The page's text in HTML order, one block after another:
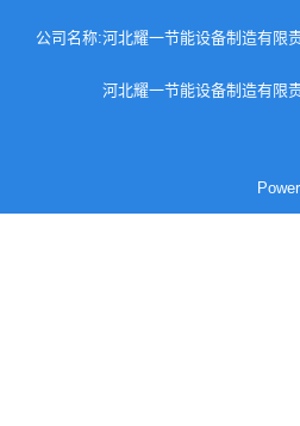
公司名称:河北耀一节能设备制造有限
河北耀一节能设备制造有限